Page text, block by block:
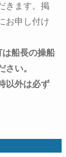
きます。掲
お申し付け
船長の操船
い。
以外は必ず